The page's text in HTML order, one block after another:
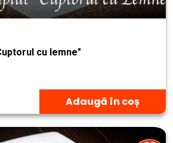
cu lemne"
Adaugă în coș